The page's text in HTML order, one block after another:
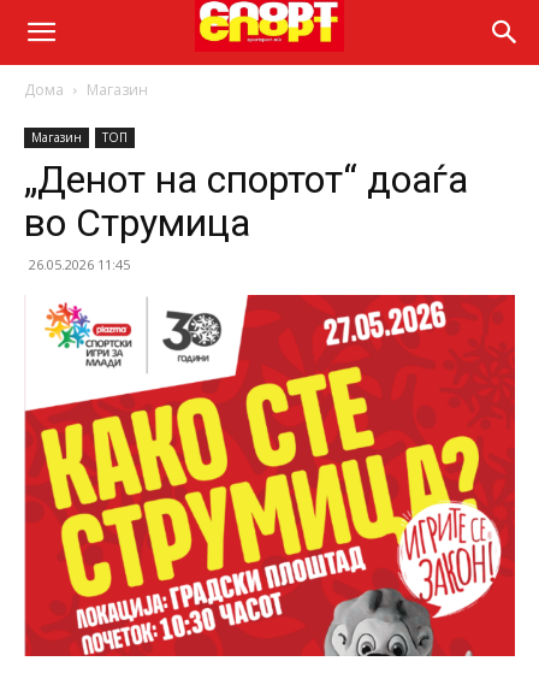
Дома Магазин
Магазин ТОП
„Денот на спортот“ доаѓа
во Струмица
26.05.2026 11:45